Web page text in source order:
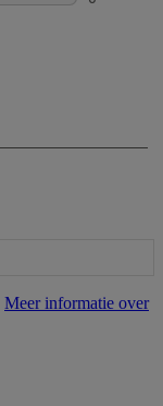
Meer informatie over